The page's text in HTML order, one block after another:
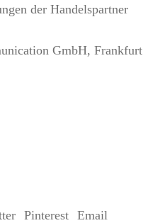
der Handelspartner
GmbH, Frankfurt
Pinterest Email